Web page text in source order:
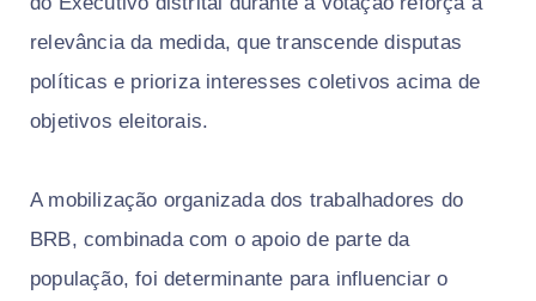
relevância da medida, que transcende disputas
políticas e prioriza interesses coletivos acima de
objetivos eleitorais.
A mobilização organizada dos trabalhadores do
BRB, combinada com o apoio de parte da
população, foi determinante para influenciar o